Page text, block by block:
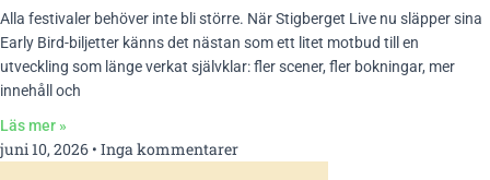
Alla festivaler behöver inte bli större. När Stigberget Live nu släpper sina
Early Bird-biljetter känns det nästan som ett litet motbud till en
utveckling som länge verkat självklar: fler scener, fler bokningar, mer
innehåll och
Läs mer »
juni 10, 2026 Inga kommentarer